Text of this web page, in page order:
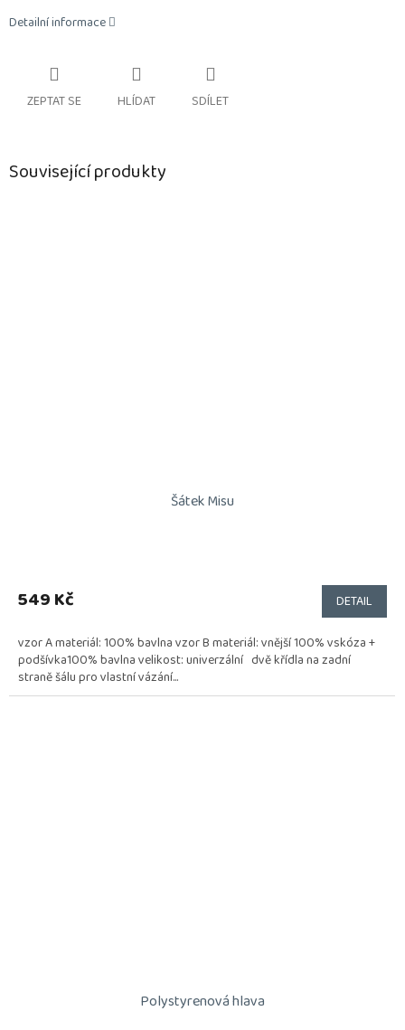
Detailní informace
ZEPTAT SE HLÍDAT SDÍLET
Související produkty
Šátek Misu
549 Kč DETAIL
vzor A materiál: 100% bavlna vzor B materiál: vnější 100% vskóza +
podšívka100% bavlna velikost: univerzální dvě křídla na zadní
straně šálu pro vlastní vázání...
Polystyrenová hlava